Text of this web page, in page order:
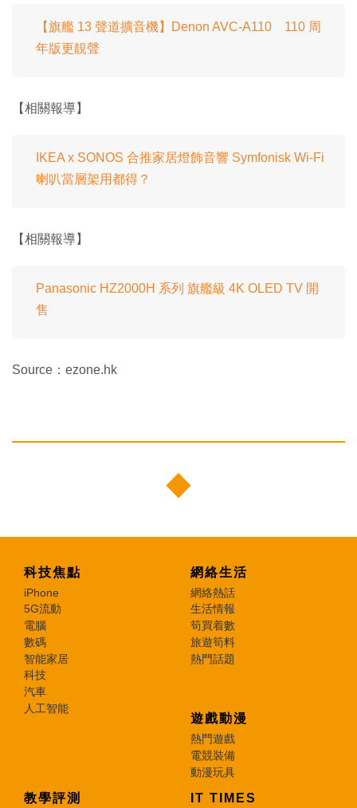
【旗艦 13 聲道擴音機】Denon AVC-A110 110 周
年版更靚聲
【相關報導】
IKEA x SONOS 合推家居燈飾音響 Symfonisk Wi-Fi
喇叭當層架用都得？
【相關報導】
Panasonic HZ2000H 系列 旗艦級 4K OLED TV 開
售
Source：ezone.hk
科技焦點
iPhone
5G流動
電腦
數碼
智能家居
科技
汽車
人工智能
網絡生活
網絡熱話
生活情報
筍買着數
旅遊筍料
熱門話題
遊戲動漫
熱門遊戲
電競裝備
動漫玩具
教學評測 IT TIMES